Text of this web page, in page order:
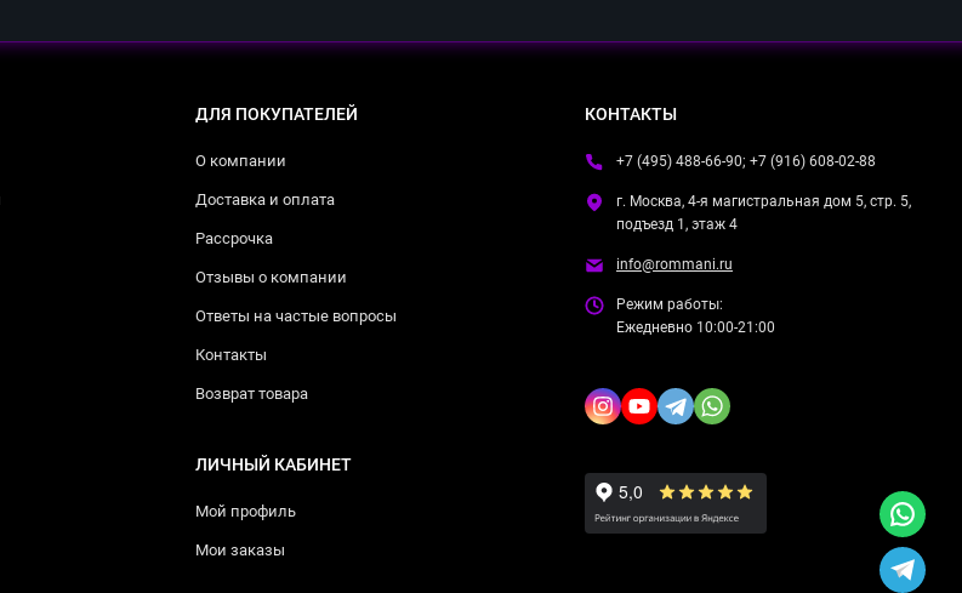
ДЛЯ ПОКУПАТЕЛЕЙ
О компании
Доставка и оплата
Рассрочка
Отзывы о компании
Ответы на частые вопросы
Контакты
Возврат товара
ЛИЧНЫЙ КАБИНЕТ
Мой профиль
Мои заказы
КОНТАКТЫ
+7 (495) 488-66-90; +7 (916) 608-02-88
г. Москва, 4-я магистральная дом 5, стр. 5,
подъезд 1, этаж 4
info@rommani.ru
Режим работы:
Ежедневно 10:00-21:00